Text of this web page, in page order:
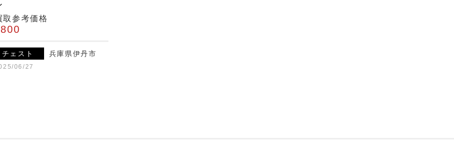
取参考価格
チェスト 兵庫県伊丹市
06/27